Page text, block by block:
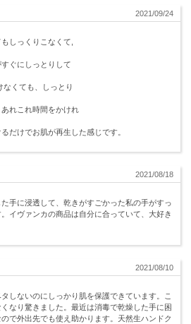
2021/09/24
しっくりこなくて,
ぐにしっとりして
なくても、しっとり
れこれ時間をかけれ
だけでお肌が再生した感じです。
2021/08/18
手に浸透して、乾きがすごかった私の手がすっ
イヴァンカの商品は自分に合っていて、大好き
2021/08/10
しないのにしっかり肌を保護できています。こ
なり驚きました。最近は消毒で乾燥した手に困
で外出先でも使え助かります。天然生ハンドク